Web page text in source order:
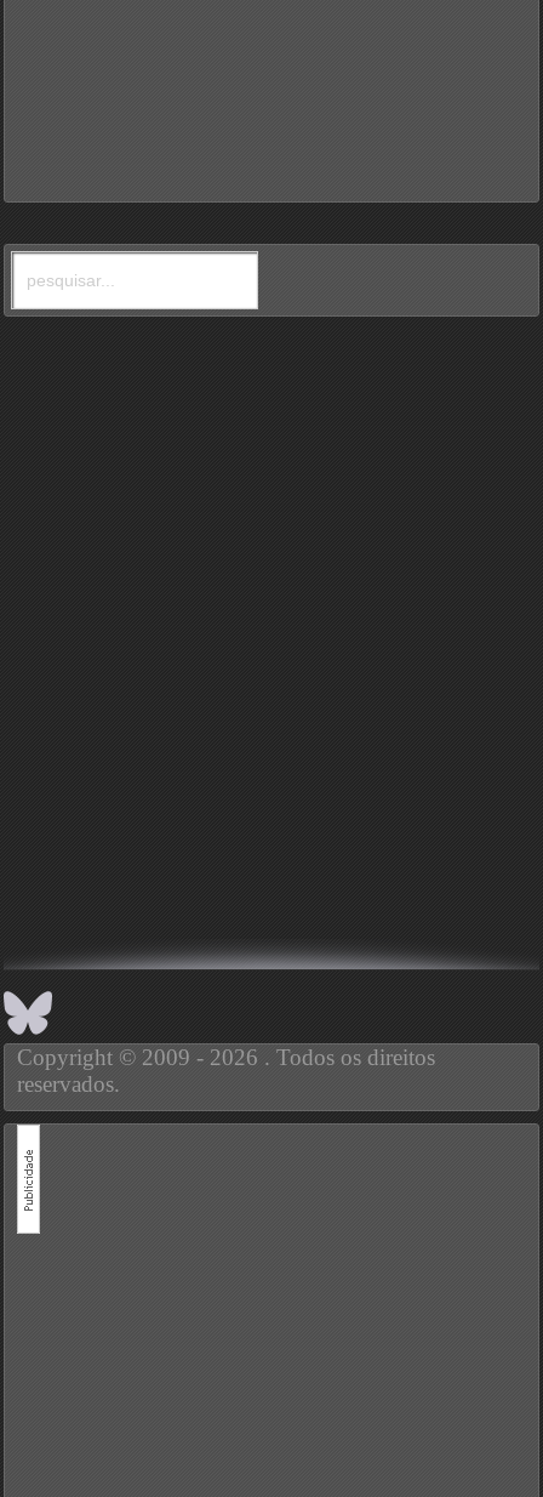
Copyright © 2009 - 2026 . Todos os direitos
reservados.